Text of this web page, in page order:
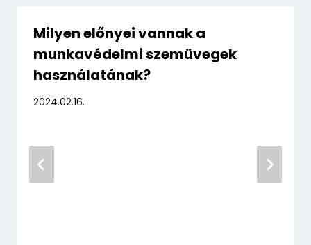
Milyen előnyei vannak a
munkavédelmi szemüvegek
használatának?
2024.02.16.